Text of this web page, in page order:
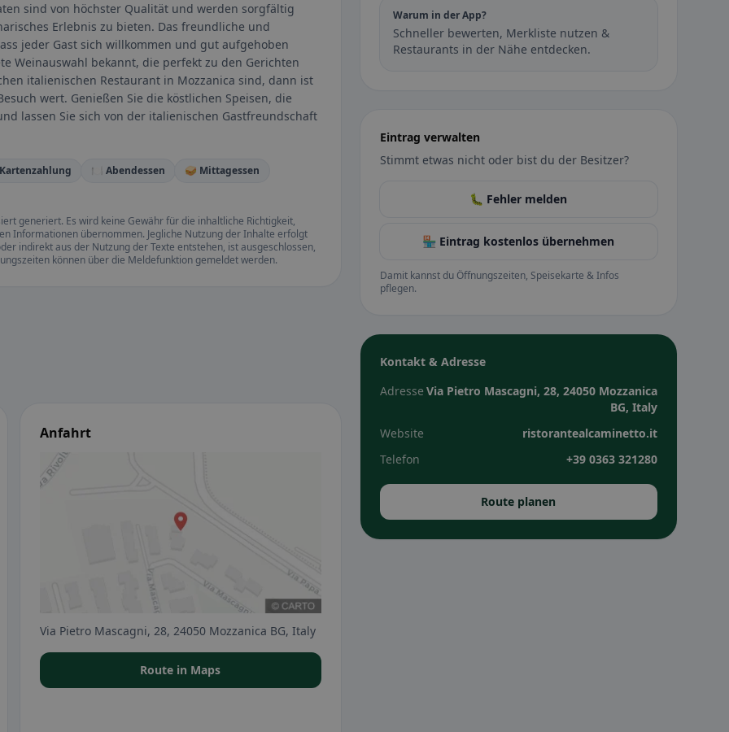
sind von höchster Qualität und werden sorgfältig
Erlebnis zu bieten. Das freundliche und
jeder Gast sich willkommen und gut aufgehoben
Weinauswahl bekannt, die perfekt zu den Gerichten
italienischen Restaurant in Mozzanica sind, dann ist
wert. Genießen Sie die köstlichen Speisen, die
lassen Sie sich von der italienischen Gastfreundschaft
🍽️ Abendessen
🥪 Mittagessen
generiert. Es wird keine Gewähr für die inhaltliche Richtigkeit,
Informationen übernommen. Jegliche Nutzung der Inhalte erfolgt
indirekt aus der Nutzung der Texte entstehen, ist ausgeschlossen,
können über die Meldefunktion gemeldet werden.
Anfahrt
Via Pietro Mascagni, 28, 24050 Mozzanica BG, Italy
Route in Maps
Warum in der App?
Schneller bewerten, Merkliste nutzen &
Restaurants in der Nähe entdecken.
Eintrag verwalten
Stimmt etwas nicht oder bist du der Besitzer?
🐛 Fehler melden
🏪 Eintrag kostenlos übernehmen
Damit kannst du Öffnungszeiten, Speisekarte & Infos
pflegen.
Kontakt & Adresse
Adresse Via Pietro Mascagni, 28, 24050 Mozzanica
BG, Italy
Website
ristorantealcaminetto.it
Telefon
+39 0363 321280
Route planen